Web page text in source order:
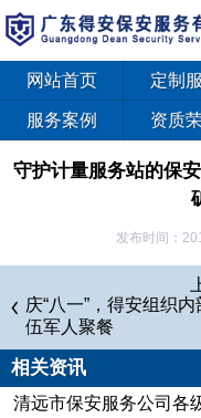
网站首页 定制
服务案例 资质
守护计量服务站的保
发布时间：
生活在山脚下、工
声，吸着扬尘和汽油昧
线，这就是矿产品计量
清远市连南县已探明
广东省优质铝矾土原料
庆“八一”，得安组织内
伍军人聚餐
相关资讯